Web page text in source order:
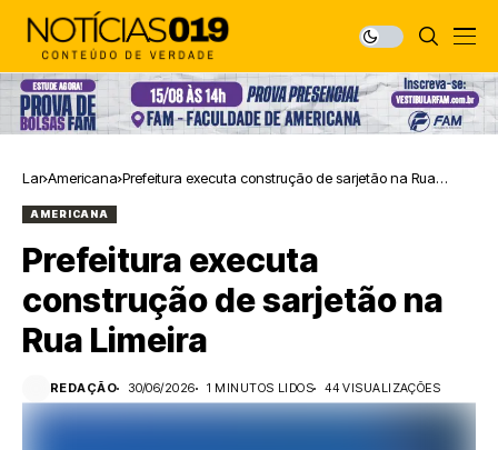
Lar Americana Prefeitura executa construção de sarjetão na Rua
AMERICANA
Prefeitura executa
construção de sarjetão na
Rua Limeira
REDAÇÃO 30/06/2026 1 MINUTOS LIDOS 44 VISUALIZAÇÕES